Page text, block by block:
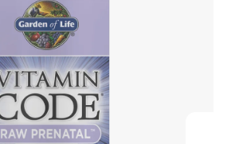
produsului
este
5,0
din
5
stele.